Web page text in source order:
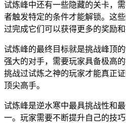
试炼峰中还有一些隐藏的关卡，
者触发特定的条件才能解锁。这
过完成它们可以获得更多的奖励和
试炼峰的最终目标就是挑战峰顶
强大的对手，需要玩家具备极高
挑战过试炼之神的玩家才能真正
顶尖高手。
试炼峰是逆水寒中最具挑战性和
一。玩家需要不断提升自己的技